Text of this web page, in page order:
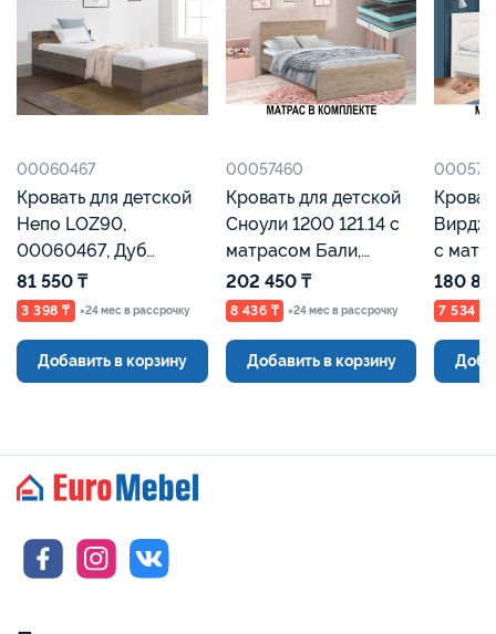
00057460
Кровать для детской
Сноули 1200 121.14 с
матрасом Бали,
00057460, Гикори
Кингстон, Евромебель
202 450 ₸
8 436 ₸ ×24 мес в рассрочку
Добавить в корзину
00057458
Кровать для детской
Вирджиния (90) 1838
с матрасом Бали,
00057458, Сосна
Каньон, Евромебель
180 800 ₸
7 534 ₸ ×24 мес в рассрочку
Добавить в корзину